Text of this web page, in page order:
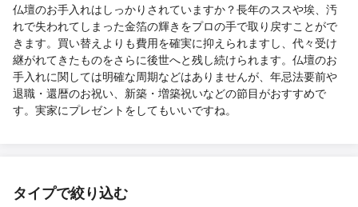
仏壇のお手入れはしっかりされていますか？長年のススや埃、汚
れで失われてしまった金箔の輝きをプロの手で取り戻すことがで
きます。買い替えよりも費用を確実に抑えられますし、代々受け
継がれてきたものをさらに後世へと残し続けられます。仏壇のお
手入れに関しては明確な周期などはありませんが、年忌法要前や
退職・還暦のお祝い、新築・増築祝いなどの節目がおすすめで
す。実家にプレゼントをしてもいいですね。
タイプで絞り込む